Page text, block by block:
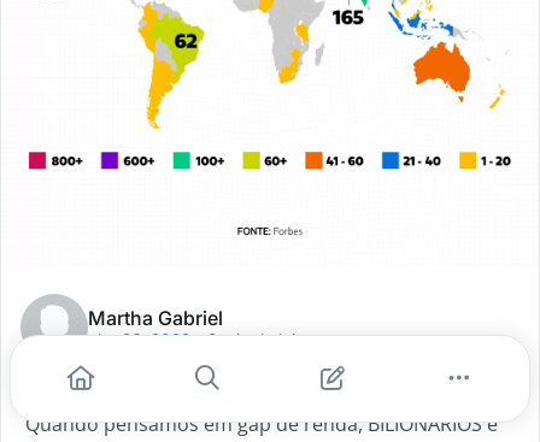
Martha Gabriel
abr. 26, 2022- 2 min de leitura
Bilionários no mundo
Quando pensamos em gap de renda, BILIONÁRIOS é